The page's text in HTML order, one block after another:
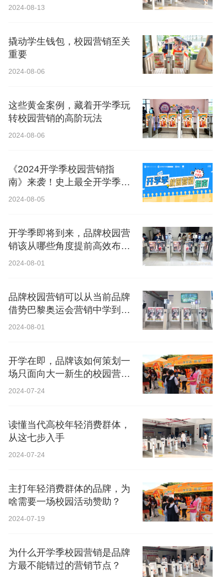
2024-08-13
撬动学生钱包，校园营销至关
重要
2024-08-06
这些黄金案例，藏着开学季玩
转校园营销的高阶玩法
2024-08-06
《2024开学季校园营销指
南》来袭！史上最全开学季营
销攻略！
2024-08-05
开学季即将到来，品牌校园营
销该从哪些角度提前高效布
局？
2024-08-01
品牌校园营销可以从当前品牌
借势巴黎奥运会营销中学到什
么？
2024-08-01
开学在即，品牌该如何策划一
场只面向大一新生的校园营
销？
2024-07-24
读懂当代高校年轻消费群体，
从这七步入手
2024-07-24
主打年轻消费群体的品牌，为
啥需要一场校园活动赞助？
2024-07-19
为什么开学季校园营销是品牌
方最不能错过的营销节点？